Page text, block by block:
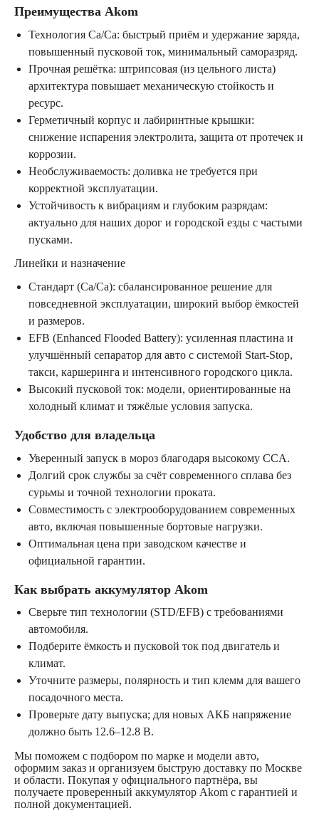
Преимущества Akom
Технология Ca/Ca: быстрый приём и удержание заряда,
повышенный пусковой ток, минимальный саморазряд.
Прочная решётка: штрипсовая (из цельного листа)
архитектура повышает механическую стойкость и
ресурс.
Герметичный корпус и лабиринтные крышки:
снижение испарения электролита, защита от протечек и
коррозии.
Необслуживаемость: доливка не требуется при
корректной эксплуатации.
Устойчивость к вибрациям и глубоким разрядам:
актуально для наших дорог и городской езды с частыми
пусками.
Линейки и назначение
Стандарт (Ca/Ca): сбалансированное решение для
повседневной эксплуатации, широкий выбор ёмкостей
и размеров.
EFB (Enhanced Flooded Battery): усиленная пластина и
улучшённый сепаратор для авто с системой Start-Stop,
такси, каршеринга и интенсивного городского цикла.
Высокий пусковой ток: модели, ориентированные на
холодный климат и тяжёлые условия запуска.
Удобство для владельца
Уверенный запуск в мороз благодаря высокому CCA.
Долгий срок службы за счёт современного сплава без
сурьмы и точной технологии проката.
Совместимость с электрооборудованием современных
авто, включая повышенные бортовые нагрузки.
Оптимальная цена при заводском качестве и
официальной гарантии.
Как выбрать аккумулятор Akom
Сверьте тип технологии (STD/EFB) с требованиями
автомобиля.
Подберите ёмкость и пусковой ток под двигатель и
климат.
Уточните размеры, полярность и тип клемм для вашего
посадочного места.
Проверьте дату выпуска; для новых АКБ напряжение
должно быть 12.6–12.8 В.
Мы поможем с подбором по марке и модели авто,
оформим заказ и организуем быструю доставку по Москве
и области. Покупая у официального партнёра, вы
получаете проверенный аккумулятор Akom с гарантией и
полной документацией.